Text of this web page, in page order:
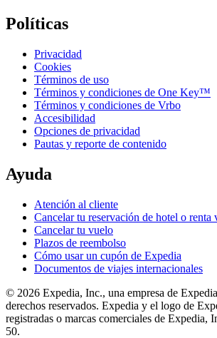
Políticas
Privacidad
Cookies
Términos de uso
Términos y condiciones de One Key™
Términos y condiciones de Vrbo
Accesibilidad
Opciones de privacidad
Pautas y reporte de contenido
Ayuda
Atención al cliente
Cancelar tu reservación de hotel o renta
Cancelar tu vuelo
Plazos de reembolso
Cómo usar un cupón de Expedia
Documentos de viajes internacionales
© 2026 Expedia, Inc., una empresa de
derechos reservados. Expedia y el logo de
registradas o marcas comerciales de Expedia,
50.